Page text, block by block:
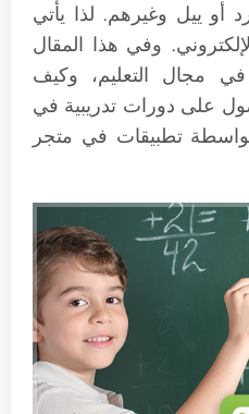
أو ييل وغيرهم. لذا يأتي
وفي هذا المقال
مجال التعليم، وكيف
على دورات تدريبية في
تطبيقات في متجر